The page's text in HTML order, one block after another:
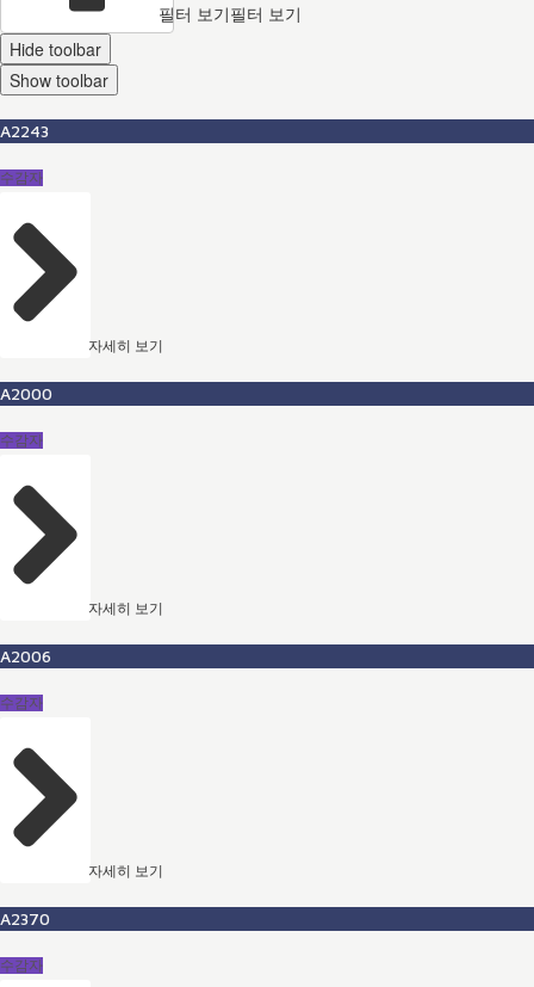
필터 보기필터 보기
Hide toolbar
Show toolbar
A2243
수감자
자세히 보기
A2000
수감자
자세히 보기
A2006
수감자
자세히 보기
A2370
수감자